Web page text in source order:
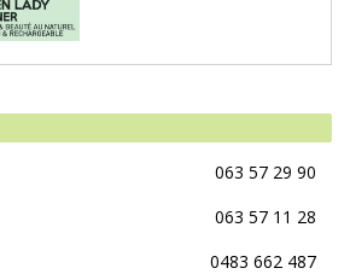
063 57 29 90
063 57 11 28
0483 662 487